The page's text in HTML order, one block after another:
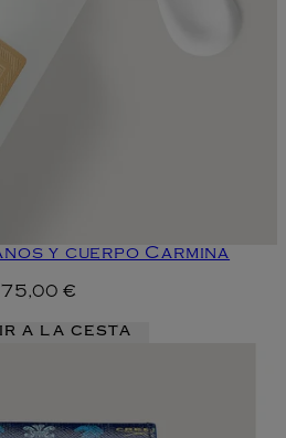
y cuerpo Carmina
75,00 €
A LA CESTA